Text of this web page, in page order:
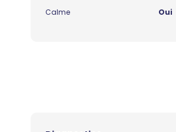
Calme
Oui